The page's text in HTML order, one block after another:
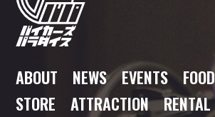
ABOUT NEWS EVENTS FOOD
STORE
ATTRACTION
RENTAL